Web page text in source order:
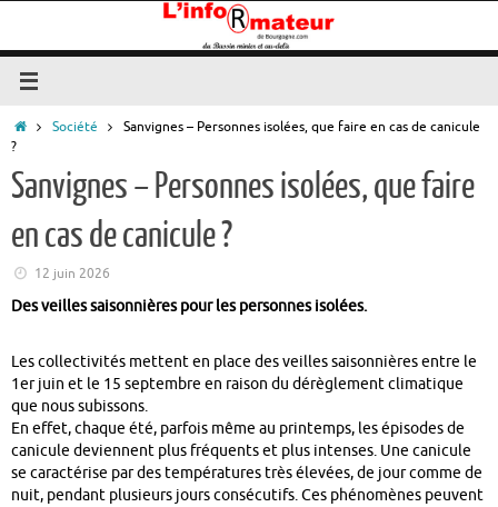
contenu
Accueil
Société
Sanvignes – Personnes isolées, que faire en cas de canicule
?
Sanvignes – Personnes isolées, que faire
en cas de canicule ?
12 juin 2026
Des veilles saisonnières pour les personnes isolées.
Les collectivités mettent en place des veilles saisonnières entre le
1er juin et le 15 septembre en raison du dérèglement climatique
que nous subissons.
En effet, chaque été, parfois même au printemps, les épisodes de
canicule deviennent plus fréquents et plus intenses. Une canicule
se caractérise par des températures très élevées, de jour comme de
nuit, pendant plusieurs jours consécutifs. Ces phénomènes peuvent